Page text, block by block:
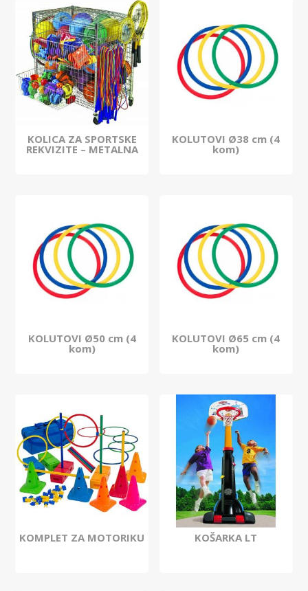
KOLICA ZA SPORTSKE
REKVIZITE – METALNA
KOLUTOVI Ø38 cm (4
kom)
KOLUTOVI Ø50 cm (4
kom)
KOLUTOVI Ø65 cm (4
kom)
KOMPLET ZA MOTORIKU KOŠARKA LT